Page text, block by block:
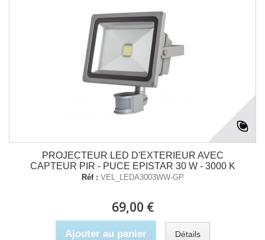
PROJECTEUR LED D'EXTERIEUR AVEC
CAPTEUR PIR - PUCE EPISTAR 30 W - 3000 K
Réf : VEL_LEDA3003WW-GP
69,00 €
Ajouter au panier Détails